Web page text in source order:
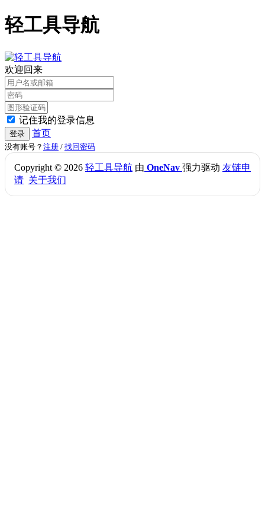
轻工具导航
欢迎回来
记住我的登录信息
登录 首页
没有账号？ 注册 / 找回密码
Copyright © 2026 轻工具导航 由 OneNav 强力驱动 友链申
请 关于我们